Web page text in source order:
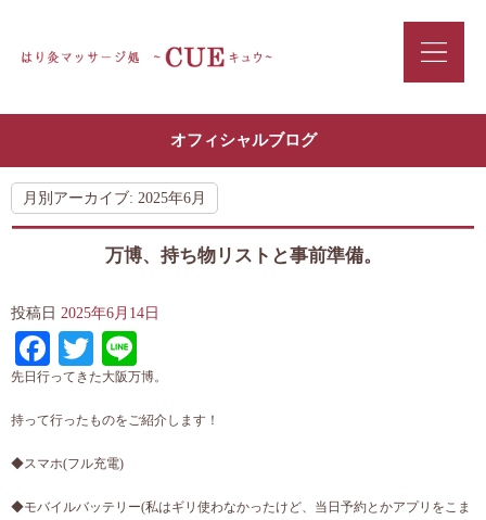
オフィシャルブログ
月別アーカイブ: 2025年6月
万博、持ち物リストと事前準備。
投稿日 2025年6月14日
Facebook
Twitter
先日行ってきた大阪万博。
持って行ったものをご紹介します！
◆スマホ(フル充電)
◆モバイルバッテリー(私はギリ使わなかったけど、当日予約とかアプリをこま